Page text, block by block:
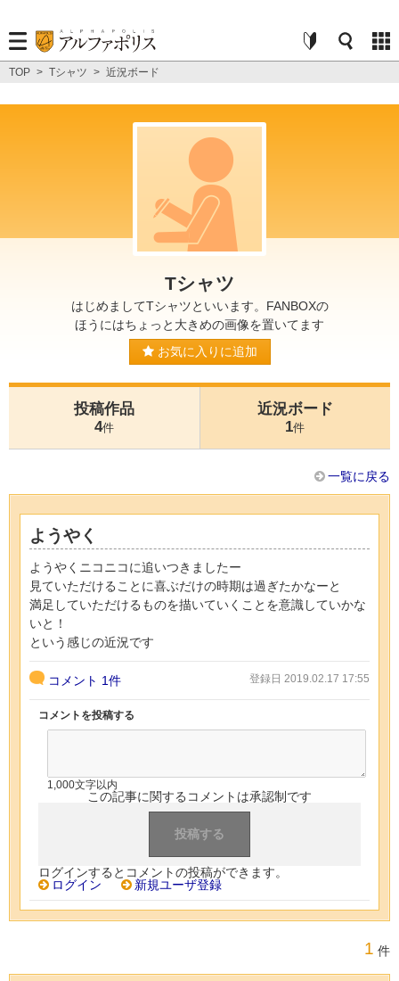
TOP > Tシャツ > 近況ボード
Tシャツ
はじめましてTシャツといいます。FANBOXの
ほうにはちょっと大きめの画像を置いてます
お気に入りに追加
投稿作品
4件
近況ボード
1件
一覧に戻る
ようやく
ようやくニコニコに追いつきましたー
見ていただけることに喜ぶだけの時期は過ぎたかなーと
満足していただけるものを描いていくことを意識していかな
いと！
という感じの近況です
コメント 1件 登録日 2019.02.17 17:55
コメントを投稿する
1,000文字以内
この記事に関するコメントは承認制です
ログインするとコメントの投稿ができます。
ログイン
新規ユーザ登録
1 件